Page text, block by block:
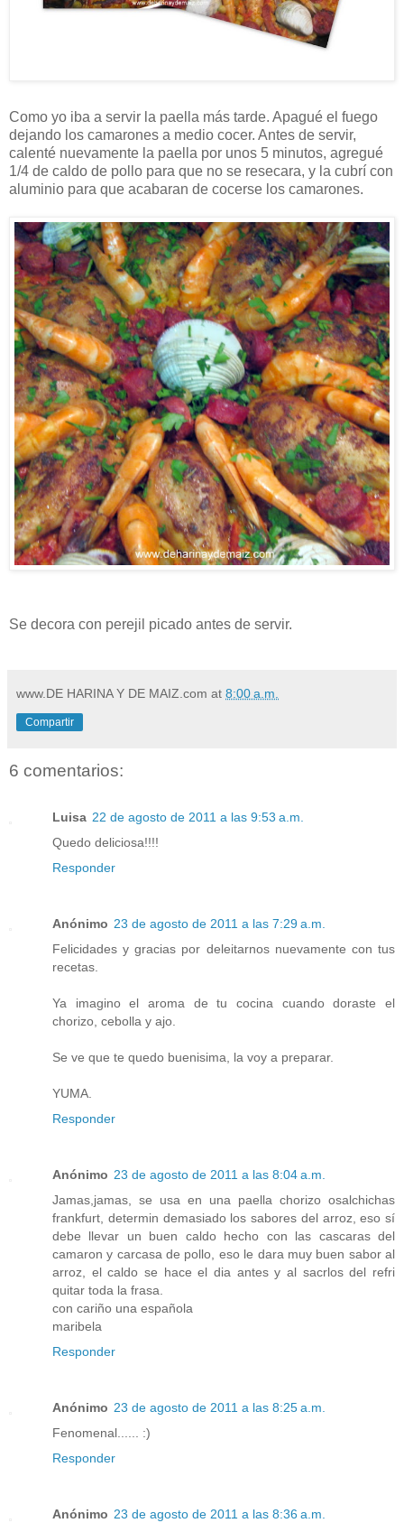
Como yo iba a servir la paella más tarde. Apagué el fuego
dejando los camarones a medio cocer. Antes de servir,
calenté nuevamente la paella por unos 5 minutos, agregué
1/4 de caldo de pollo para que no se resecara, y la cubrí con
aluminio para que acabaran de cocerse los camarones.
Se decora con perejil picado antes de servir.
www.DE HARINA Y DE MAIZ.com at 8:00 a.m.
Compartir
6 comentarios:
Luisa 22 de agosto de 2011 a las 9:53 a.m.
Quedo deliciosa!!!!
Responder
Anónimo 23 de agosto de 2011 a las 7:29 a.m.
Felicidades y gracias por deleitarnos nuevamente con tus
recetas.
Ya imagino el aroma de tu cocina cuando doraste el
chorizo, cebolla y ajo.
Se ve que te quedo buenisima, la voy a preparar.
YUMA.
Responder
Anónimo 23 de agosto de 2011 a las 8:04 a.m.
Jamas,jamas, se usa en una paella chorizo osalchichas
frankfurt, determin demasiado los sabores del arroz, eso sí
debe llevar un buen caldo hecho con las cascaras del
camaron y carcasa de pollo, eso le dara muy buen sabor al
arroz, el caldo se hace el dia antes y al sacrlos del refri
quitar toda la frasa.
con cariño una española
maribela
Responder
Anónimo 23 de agosto de 2011 a las 8:25 a.m.
Fenomenal...... :)
Responder
Anónimo 23 de agosto de 2011 a las 8:36 a.m.